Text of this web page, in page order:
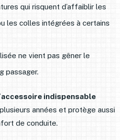
qui risquent d’affaiblir les
les colles intégrées à certains
ne vient pas gêner le
passager.
accessoire indispensable
années et protège aussi
de conduite.